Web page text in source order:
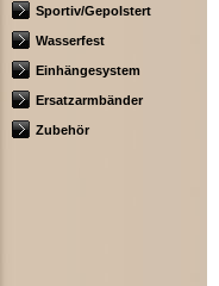
Sportiv/Gepolstert
Wasserfest
Einhängesystem
Ersatzarmbänder
Zubehör